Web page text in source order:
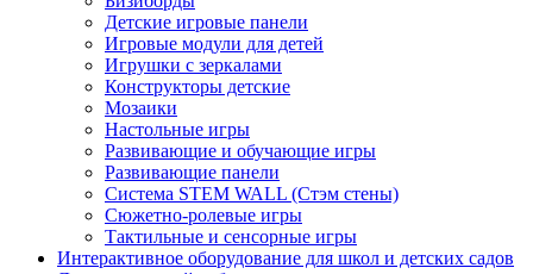
Детские игровые панели
Игровые модули для детей
Игрушки с зеркалами
Конструкторы детские
Мозаики
Настольные игры
Развивающие и обучающие игры
Развивающие панели
Система STEM WALL (Cтэм стены)
Сюжетно-ролевые игры
Тактильные и сенсорные игры
Интерактивное оборудование для школ и детских садов